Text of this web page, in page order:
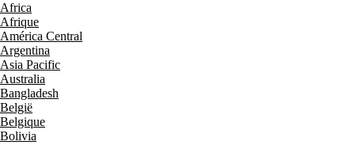
Africa
Afrique
América Central
Argentina
Asia Pacific
Australia
Bangladesh
België
Belgique
Bolivia